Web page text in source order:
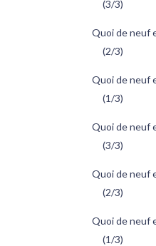
(3/3)
Quoi de neuf
(2/3)
Quoi de neuf
(1/3)
Quoi de neuf
(3/3)
Quoi de neuf
(2/3)
Quoi de neuf
(1/3)